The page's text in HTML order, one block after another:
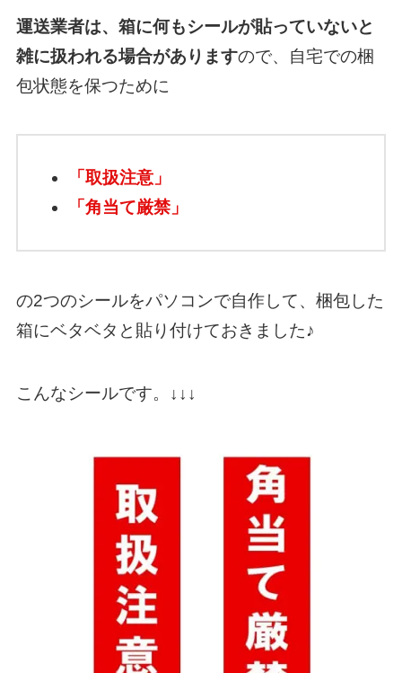
運送業者は、箱に何もシールが貼っていないと
雑に扱われる場合がありますので、自宅での梱
包状態を保つために
「取扱注意」
「角当て厳禁」
の2つのシールをパソコンで自作して、梱包した
箱にベタベタと貼り付けておきました♪
こんなシールです。↓↓↓